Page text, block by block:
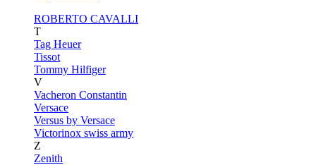
ROBERTO CAVALLI
T
Tag Heuer
Tissot
Tommy Hilfiger
V
Vacheron Constantin
Versace
Versus by Versace
Victorinox swiss army
Z
Zenith